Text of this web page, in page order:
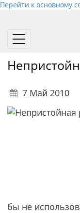
Перейти к основному
Toggle
7 Май 2010
бы не